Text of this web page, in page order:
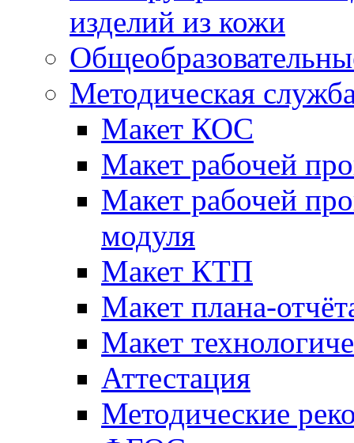
изделий из кожи
Методическая
Макет КОС
Макет рабочей
Макет рабочей
модуля
Макет КТП
Макет плана-
Макет
Аттестация
Методические